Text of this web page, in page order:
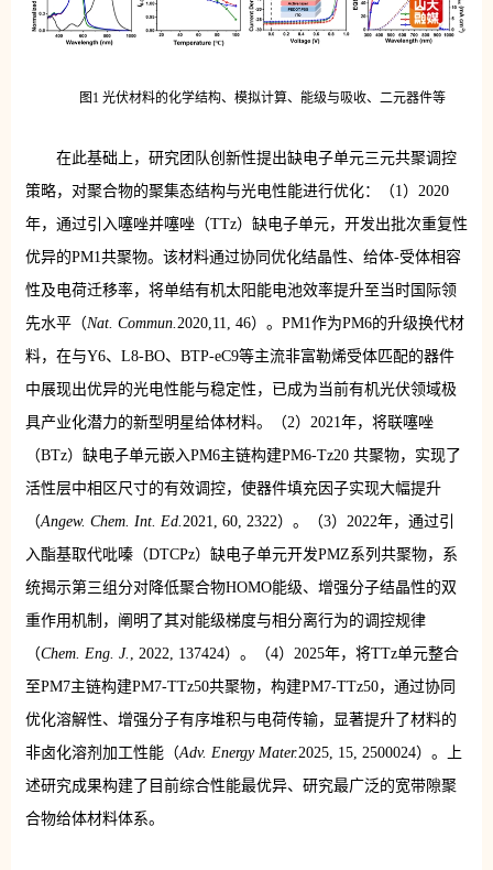
图1 光伏材料的化学结构、模拟计算、能级与吸收、二元器件等
在此基础上，研究团队创新性提出缺电子单元三元共聚调控
策略，对聚合物的聚集态结构与光电性能进行优化：（1）2020
年，通过引入噻唑并噻唑（TTz）缺电子单元，开发出批次重复性
优异的PM1共聚物。该材料通过协同优化结晶性、给体-受体相容
性及电荷迁移率，将单结有机太阳能电池效率提升至当时国际领
先水平（Nat. Commun.2020,11, 46）。PM1作为PM6的升级换代材
料，在与Y6、L8-BO、BTP-eC9等主流非富勒烯受体匹配的器件
中展现出优异的光电性能与稳定性，已成为当前有机光伏领域极
具产业化潜力的新型明星给体材料。（2）2021年，将联噻唑
（BTz）缺电子单元嵌入PM6主链构建PM6-Tz20 共聚物，实现了
活性层中相区尺寸的有效调控，使器件填充因子实现大幅提升
（Angew. Chem. Int. Ed.2021, 60, 2322）。（3）2022年，通过引
入酯基取代吡嗪（DTCPz）缺电子单元开发PMZ系列共聚物，系
统揭示第三组分对降低聚合物HOMO能级、增强分子结晶性的双
重作用机制，阐明了其对能级梯度与相分离行为的调控规律
（Chem. Eng. J. , 2022, 137424）。（4）2025年，将TTz单元整合
至PM7主链构建PM7-TTz50共聚物，构建PM7-TTz50，通过协同
优化溶解性、增强分子有序堆积与电荷传输，显著提升了材料的
非卤化溶剂加工性能（Adv. Energy Mater.2025, 15, 2500024）。上
述研究成果构建了目前综合性能最优异、研究最广泛的宽带隙聚
合物给体材料体系。